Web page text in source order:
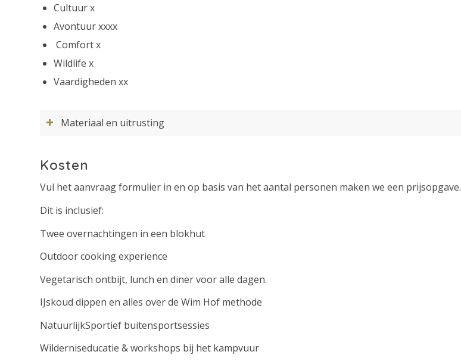
Cultuur x
Avontuur xxxx
Comfort x
Wildlife x
Vaardigheden xx
Materiaal en uitrusting
Kosten
Vul het aanvraag formulier in en op basis van het aantal personen maken we een prijsopgave.
Dit is inclusief:
Twee overnachtingen in een blokhut
Outdoor cooking experience
Vegetarisch ontbijt, lunch en diner voor alle dagen.
IJskoud dippen en alles over de Wim Hof methode
NatuurlijkSportief buitensportsessies
Wilderniseducatie & workshops bij het kampvuur